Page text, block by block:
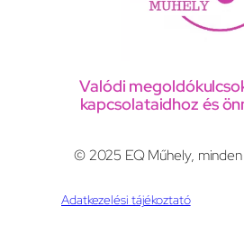
Valódi
kapcsolataidhoz és
© 2025 EQ Műhely,
Adatkezelési tájékoztató